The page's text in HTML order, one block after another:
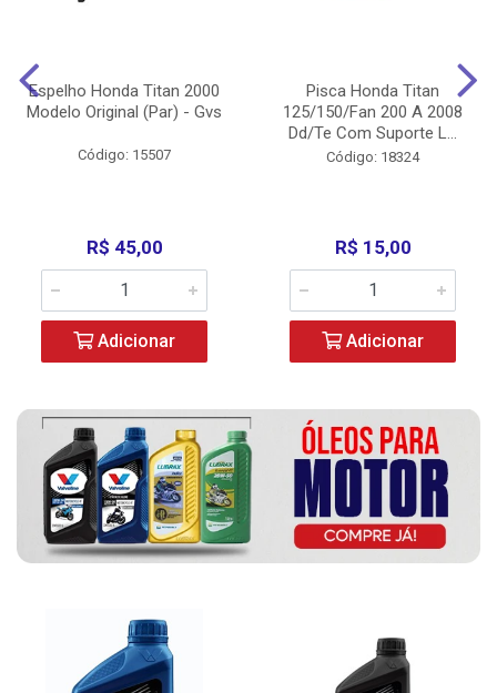
Espelho Honda Titan 2000
Modelo Original (Par) - Gvs
Código: 15507
R$ 45,00
Adicionar
Pisca Honda Titan
125/150/Fan 200 A 2008
Dd/Te Com Suporte L...
Código: 18324
R$ 15,00
Adicionar